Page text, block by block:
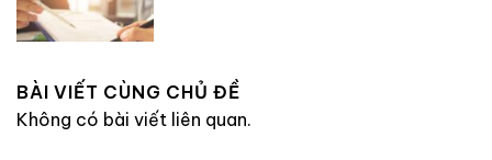
BÀI VIẾT CÙNG CHỦ ĐỀ
Không có bài viết liên quan.